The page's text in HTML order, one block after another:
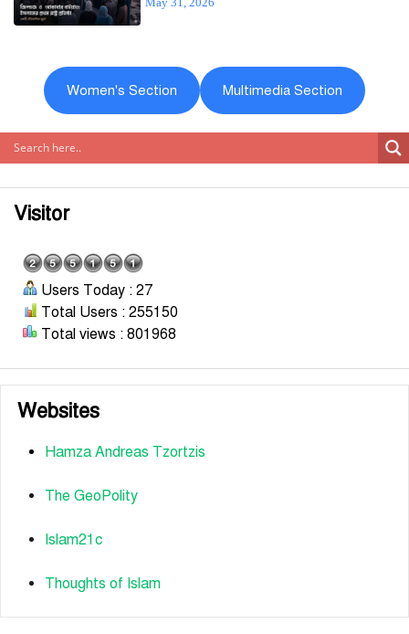
Women's Section Multimedia Section
Visitor
Users Today : 27
Total Users : 255150
Total views : 801968
Websites
Hamza Andreas Tzortzis
The GeoPolity
Islam21c
Thoughts of Islam